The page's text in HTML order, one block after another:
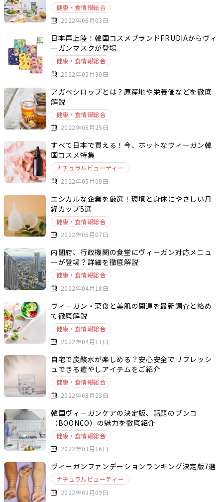
健康・食情報総合
2022年06月03日
日本再上陸！韓国コスメブランドFRUDIAからヴィ
ーガンマスクが登場
健康・食情報総合
2022年05月30日
アガベシロップとは？原産地や栄養価などを徹底
解説
健康・食情報総合
2022年05月25日
すべて日本で買える！今、ホットなヴィーガン韓
国コスメ特集
ナチュラルビューティー
2022年05月09日
エシカルな企業を厳選！環境と身体にやさしい月
経カップ5選
健康・食情報総合
2022年05月07日
内閣府、行政機関の食堂にヴィーガン対応メニュ
ーが登場？詳細を徹底解説
健康・食情報総合
2022年04月18日
ヴィーガン・菜食と美肌の関連を最新調査と絡め
て徹底解説
健康・食情報総合
2022年04月11日
自宅で炭酸水が楽しめる？安心安全でリフレッシ
ュできる癒やしアイテムをご紹介
健康・食情報総合
2022年03月23日
韓国ヴィーガンケアの決定版、話題のブンコ
（BOONCO）の魅力を徹底紹介
健康・食情報総合
2022年03月16日
ヴィーガンファンデーションランキング決定版7選
ナチュラルビューティー
2022年03月09日